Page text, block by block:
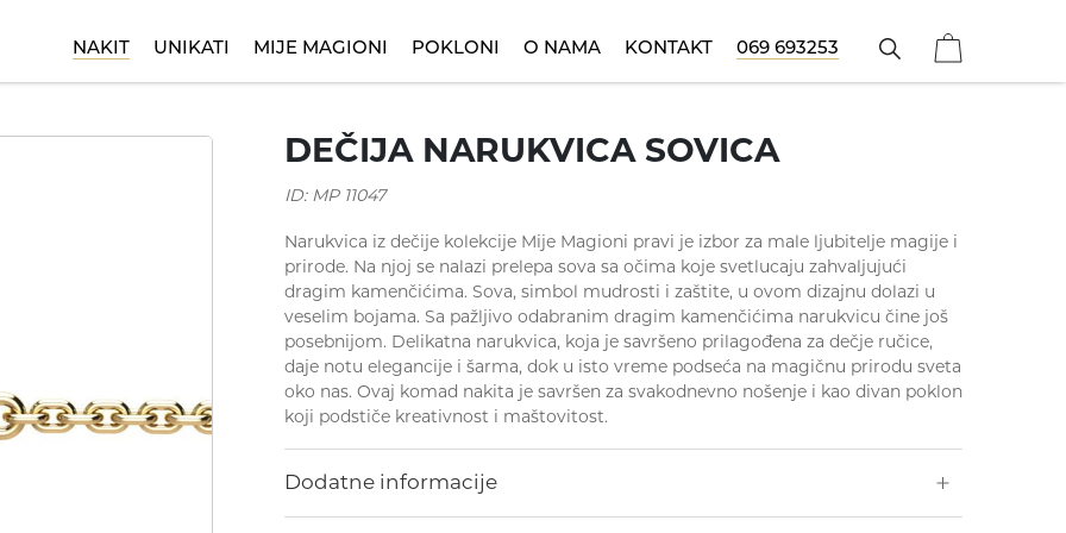
NAKIT
Minđuše Ogrlice
UNIKATI
Kinetik
MIJE MAGIONI
Dečije narukvice
POKLONI
rođendan Poklon za krštenje
O NAMA KONTAKT 069 693253
DEČIJA NARUKVICA SOVICA
Narukvica iz dečije kolekcije Mije Magioni pravi je izbor za male ljubitelje magije i
prirode. Na njoj se nalazi prelepa sova sa očima koje svetlucaju zahvaljujući
dragim kamenčićima. Sova, simbol mudrosti i zaštite, u ovom dizajnu dolazi u
veselim bojama. Sa pažljivo odabranim dragim kamenčićima narukvicu čine još
posebnijom. Delikatna narukvica, koja je savršeno prilagođena za dečje ručice,
daje notu elegancije i šarma, dok u isto vreme podseća na magičnu prirodu sveta
oko nas. Ovaj komad nakita je savršen za svakodnevno nošenje i kao divan poklon
koji podstiče kreativnost i maštovitost.
Dodatne informacije
ID: MP 11047